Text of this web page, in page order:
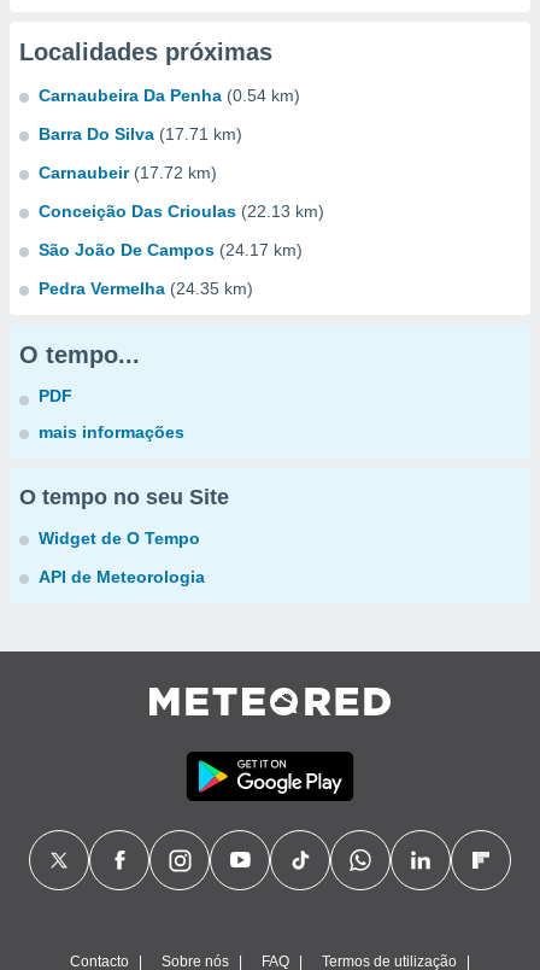
Localidades próximas
Carnaubeira Da Penha (0.54 km)
Barra Do Silva (17.71 km)
Carnaubeir (17.72 km)
Conceição Das Crioulas (22.13 km)
São João De Campos (24.17 km)
Pedra Vermelha (24.35 km)
O tempo...
PDF
mais informações
O tempo no seu Site
Widget de O Tempo
API de Meteorologia
Contacto Sobre nós FAQ Termos de utilização